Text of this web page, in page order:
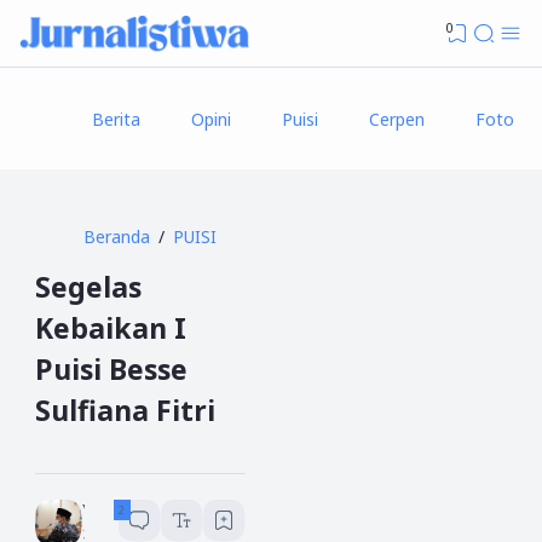
0
Berita Opini Puisi Cerpen Foto
Beranda PUISI
Segelas
Kebaikan I
Puisi Besse
Sulfiana Fitri